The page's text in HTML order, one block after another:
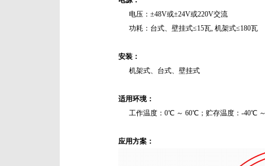
电压：±48V或±24V或220V交流
功耗：台式、壁挂式≤15瓦, 机架式≤180瓦
安装：
机架式、台式、壁挂式
适用环境：
工作温度：0℃ ～ 60℃；贮存温度：-40℃
应用方案：